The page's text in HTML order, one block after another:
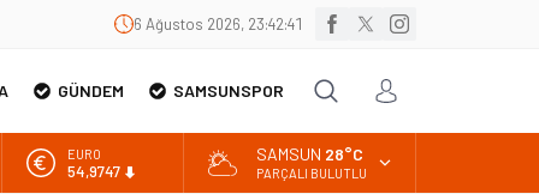
6 Ağustos 2026, 23:42:42
GÜNDEM SAMSUNSPOR
EURO
54,9747
SAMSUN 28°C
PARÇALI BULUTLU